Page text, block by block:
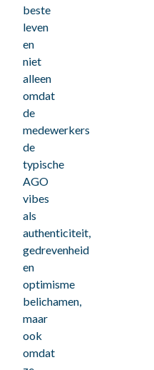
beste
leven
en
niet
alleen
omdat
de
medewerkers
de
typische
AGO
vibes
als
authenticiteit,
gedrevenheid
en
optimisme
belichamen,
maar
ook
omdat